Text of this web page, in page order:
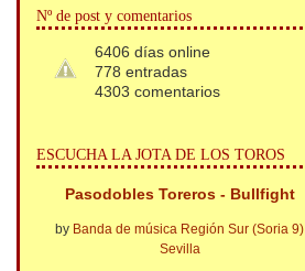
Nº de post y comentarios
6406 días online
778 entradas
4303 comentarios
ESCUCHA LA JOTA DE LOS TOROS
Pasodobles Toreros - Bullfight
by Banda de música Región Sur (Soria 9)
Sevilla